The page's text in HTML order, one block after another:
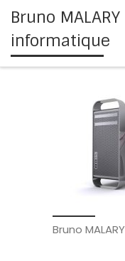
Passer au contenu
Bruno
informatique
Bruno